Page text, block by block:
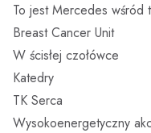
To jest Mercedes wśród
Breast Cancer Unit
W ścisłej czołówce
Katedry
TK Serca
Wysokoenergetyczny